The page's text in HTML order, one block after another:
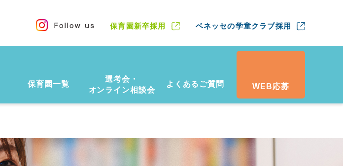
保育園新卒採用 ベネッセの学童クラブ採用
保育園一覧
選考会・
オンライン相談会
よくあるご質問 WEB応募